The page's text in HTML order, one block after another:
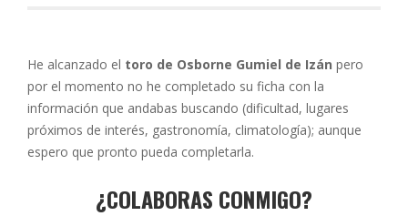
He alcanzado el toro de Osborne Gumiel de Izán pero
por el momento no he completado su ficha con la
información que andabas buscando (dificultad, lugares
próximos de interés, gastronomía, climatología); aunque
espero que pronto pueda completarla.
¿COLABORAS CONMIGO?